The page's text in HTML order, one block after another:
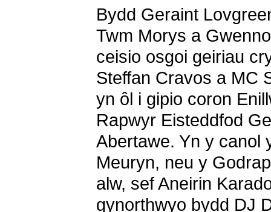
Bydd Geraint
Twm Morys a
ceisio osgoi geiriau
Steffan Cravos a MC
yn ôl i gipio coron
Rapwyr Eisteddfod
Abertawe. Yn y canol
Meuryn, neu y
alw, sef Aneirin
gynorthwyo bydd DJ